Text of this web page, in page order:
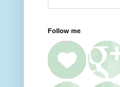
Follow me